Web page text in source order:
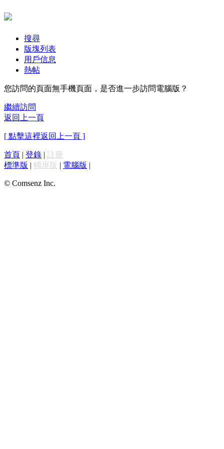
搜尋
版塊列表
用戶信息
熱帖
您訪問的頁面無手機頁面，是否進一步訪問電腦版？
繼續訪問
返回上一頁
[ 點擊這裡返回上一頁 ]
首頁 | 登錄 | 註冊
標準版 | 觸屏版 | 電腦版 |
© Comsenz Inc.